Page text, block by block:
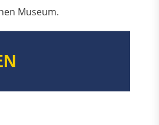
Museum.